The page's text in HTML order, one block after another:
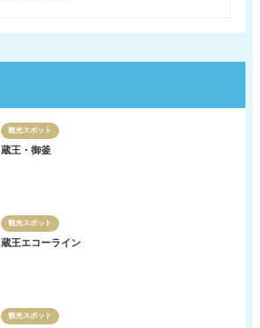
観光スポット
蔵王・御釜
観光スポット
蔵王エコーライン
観光スポット